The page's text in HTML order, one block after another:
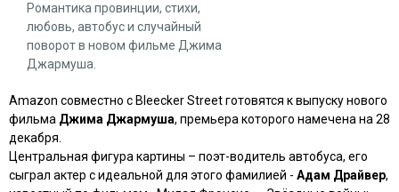
Романтика провинции, стихи,
любовь, автобус и случайный
поворот в новом фильме Джима
Джармуша.
Amazon совместно с Bleecker Street готовятся к выпуску нового
фильма Джима Джармуша, премьера которого намечена на 28
декабря.
Центральная фигура картины – поэт-водитель автобуса, его
сыграл актер с идеальной для этого фамилией - Адам Драйвер,